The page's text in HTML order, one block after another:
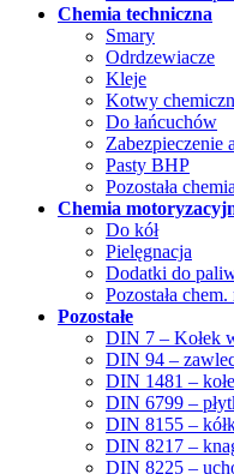
Chemia techniczna
Smary
Odrdzewiacze
Kleje
Kotwy
Do łańcuchów
Zabezpieczenie
Pasty BHP
Pozostała chemia
Chemia
Do kół
Pielęgnacja
Dodatki do
Pozostała chem.
Pozostałe
DIN 7 – Kołek
DIN 94 –
DIN 1481 –
DIN 6799 –
DIN 8155 –
DIN 8217 –
DIN 8225 –